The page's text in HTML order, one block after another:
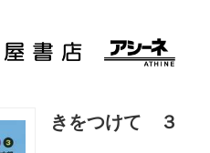
きをつけて ３